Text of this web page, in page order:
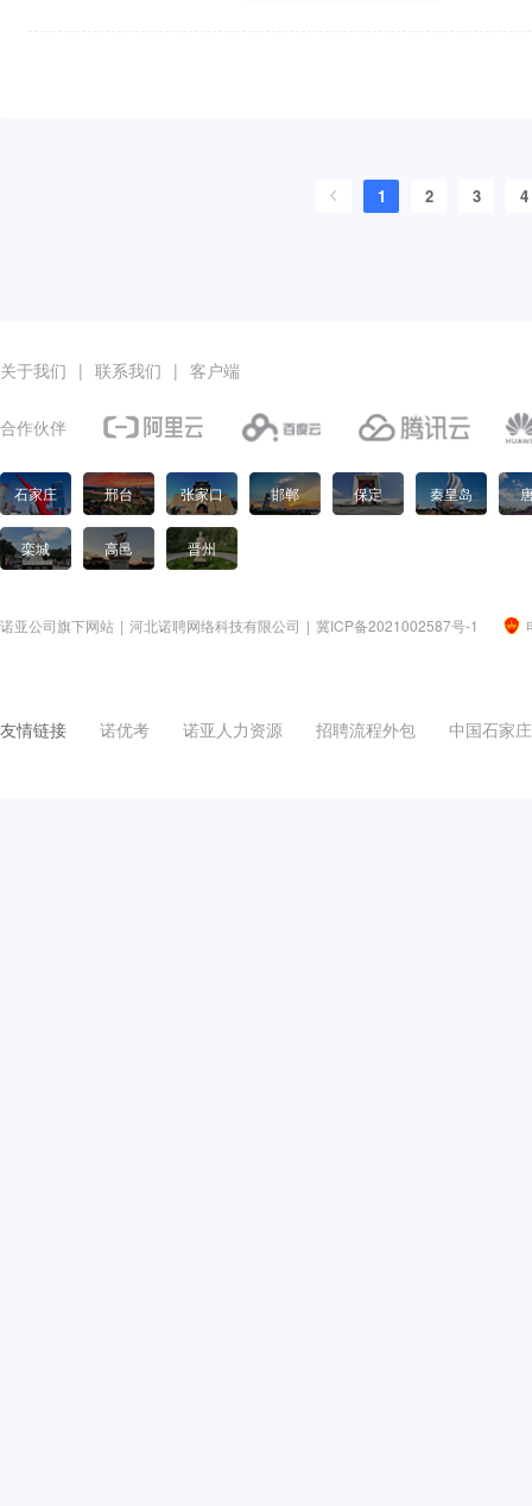
1 2 3 4
关于我们 | 联系我们 | 客户端
合作伙伴
石家庄 邢台 张家口 邯郸 保定 秦皇岛
栾城 高邑 晋州
诺亚公司旗下网站 | 河北诺聘网络科技有限公司 | 冀ICP备2021002587号-1
友情链接 诺优考 诺亚人力资源 招聘流程外包 中国石家